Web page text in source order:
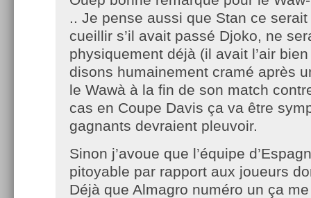
.. Je pense aussi que Stan ce
cueillir s’il avait passé Djoko, ne
physiquement déjà (il avait l’air
disons humainement cramé après
le Wawà à la fin de son match
cas en Coupe Davis ça va être
gagnants devraient pleuvoir.
Sinon j’avoue que l’équipe
pitoyable par rapport aux joueurs
Déjà que Almagro numéro un ça